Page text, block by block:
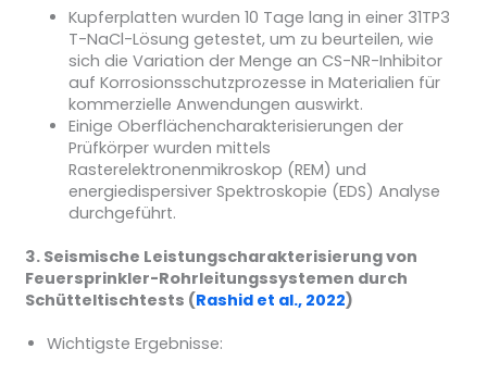
Kupferplatten wurden 10 Tage lang in einer 31TP3
T-NaCl-Lösung getestet, um zu beurteilen, wie
sich die Variation der Menge an CS-NR-Inhibitor
auf Korrosionsschutzprozesse in Materialien für
kommerzielle Anwendungen auswirkt.
Einige Oberflächencharakterisierungen der
Prüfkörper wurden mittels
Rasterelektronenmikroskop (REM) und
energiedispersiver Spektroskopie (EDS) Analyse
durchgeführt.
3. Seismische Leistungscharakterisierung von
Feuersprinkler-Rohrleitungssystemen durch
Schütteltischtests (Rashid et al., 2022)
Wichtigste Ergebnisse: